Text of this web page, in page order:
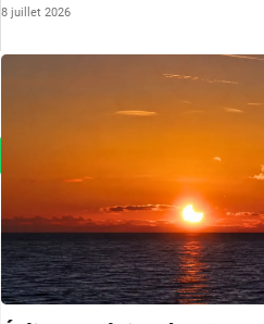
8 juillet 2026